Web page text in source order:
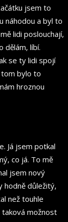
jsem to
náhodou a byl to
lidi poslouchají,
dělám, líbí.
se ty lidi spojí
bylo to
hroznou
Já jsem potkal
co já. To mě
jsem nový
hodně důležitý,
než touhle
možnost